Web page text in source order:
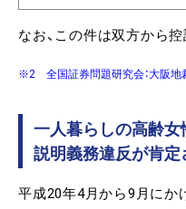
なお、この件は双方から控
※2 全国証券問題研究会：大阪地
一人暮らしの高齢
説明義務違反が肯定
平成20年4月から9月にか